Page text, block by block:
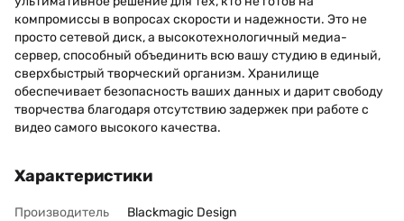
компромиссы в вопросах скорости и надежности. Это не
просто сетевой диск, а высокотехнологичный медиа-
сервер, способный объединить всю вашу студию в единый,
сверхбыстрый творческий организм. Хранилище
обеспечивает безопасность ваших данных и дарит свободу
творчества благодаря отсутствию задержек при работе с
видео самого высокого качества.
Характеристики
Производитель
Blackmagic Design